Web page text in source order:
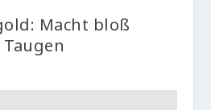
Macht bloß